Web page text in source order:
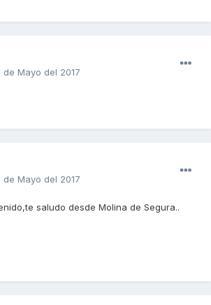
de Mayo del 2017
de Mayo del 2017
saludo desde Molina de Segura..